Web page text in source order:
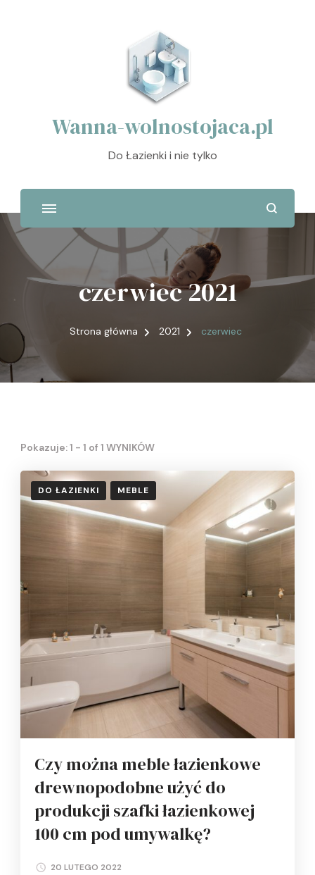
Wanna-wolnostojaca.pl
Do Łazienki i nie tylko
czerwiec 2021
Strona główna 2021 czerwiec
Pokazuje: 1 - 1 of 1 WYNIKÓW
DO ŁAZIENKI MEBLE
Czy można meble łazienkowe
drewnopodobne użyć do
produkcji szafki łazienkowej
100 cm pod umywalkę?
20 LUTEGO 2022